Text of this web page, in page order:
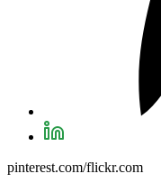
pinterest.com/flickr.com